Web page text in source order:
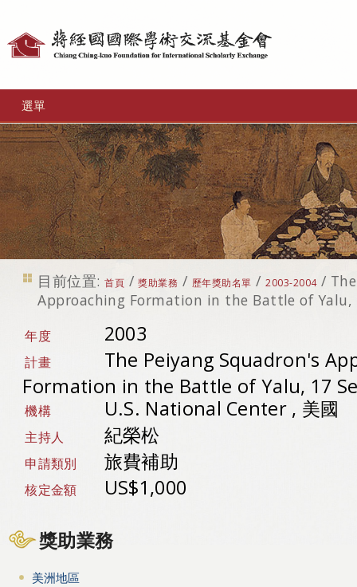
選單
目前位置: 首頁 /獎助業務 / 歷年獎助名單 /2003-2004 /
Approaching Formation in the Battle of Yalu,
年度 2003
計畫
The Peiyang Squadron's
Formation in the Battle of Yalu, 17
機構 U.S. National Center , 美國
主持人 紀榮松
申請類別 旅費補助
核定金額 US$1,000
獎助業務
美洲地區